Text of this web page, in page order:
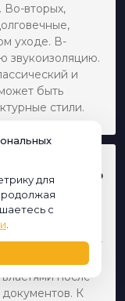
Во-вторых,
уходе. В-
звукоизоляцию.
и
быть
стили.
кирпичного
дома
Это включает
которое
после
К
для
с